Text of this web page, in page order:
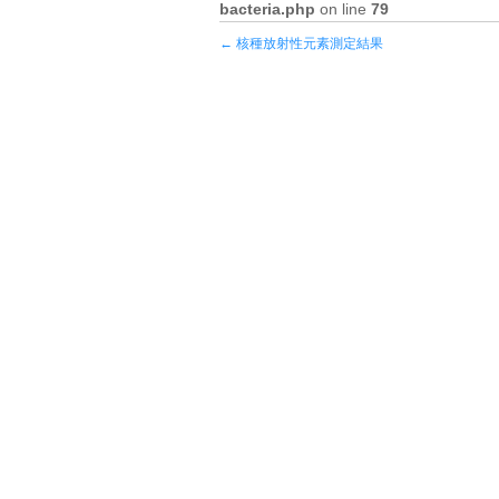
bacteria.php on line 79
← 核種放射性元素測定結果